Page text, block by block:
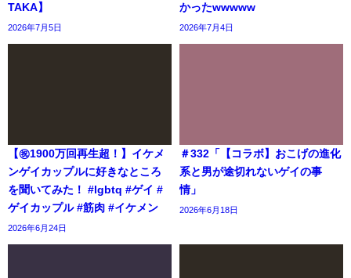
TAKA】
2026年7月5日
かったwwwww
2026年7月4日
【㊗️1900万回再生超！】イケメ
ンゲイカップルに好きなところ
を聞いてみた！ #lgbtq #ゲイ #
ゲイカップル #筋肉 #イケメン
2026年6月24日
＃332「【コラボ】おこげの進化
系と男が途切れないゲイの事
情」
2026年6月18日